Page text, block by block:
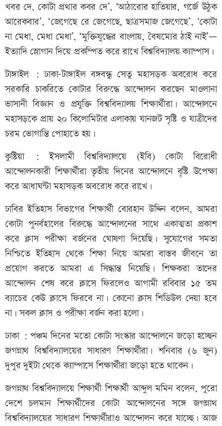
খবর দে, কোটা প্রথার কবর দে’, ‘আঠারোর হাতিয়ার, গর্জে উঠুক
আরেকবার’, ‘জেগেছে রে জেগেছে, ছাত্রসমাজ জেগেছে’, ‘কোটা
না মেধা, মেধা মেধা’, ‘মুক্তিযুদ্ধের বাংলায়, বৈষম্যের ঠাই নাই’—
ইত্যাদি স্লোগান দিয়ে প্রকম্পিত করে রাখে বিশ্ববিদ্যালয় ক্যাম্পাস।
টাঙ্গাইল : ঢাকা-টাঙ্গাইল বঙ্গবন্ধু সেতু মহাসড়ক অবরোধ করে
সরকারি চাকরিতে কোটার বিরুদ্ধে আন্দোলন করছেন মাওলানা
ভাসানী বিজ্ঞান ও প্রযুক্তি বিশ্ববিদ্যালয় শিক্ষার্থীরা। আন্দোলনে
মহাসড়কে প্রায় ২০ কিলোমিটার এলাকায় যানজট সৃষ্টি ও যাত্রীদের
চরম ভোগান্তি পোহাতে হয়।
কুষ্টিয়া : ইসলামী বিশ্ববিদ্যালয়ে (ইবি) কোটা বিরোধী
আন্দোলনকারী শিক্ষার্থীরা তৃতীয় দিনের আন্দোলনে বৃষ্টি উপেক্ষা
করে আধাঘন্টা মহাসড়ক অবরোধ করে রাখে।
ঢাবির ইতিহাস বিভাগের শিক্ষার্থী বোরহান উদ্দিন বলেন, আমরা
কোটা পুনর্বহালের বিরুদ্ধে আন্দোলনের সাথে একাত্মতা প্রকাশ
করে ক্লাস পরীক্ষা বর্জনের ঘোষণা দিয়েছি। সুযোগের সমতা
নিশ্চিতে ইতিহাস থেকে শিক্ষা নিয়ে আমরা বাস্তব জীবনে তা
প্রয়োগ করতে আমরা এ সিদ্ধান্ত নিয়েছি। শিক্ষকরা তাদের
আন্দোলন শেষ করে ক্লাসে ফিরলেও আগামী রবিবার ১৫ তম
ব্যাচের কেউ ক্লাসে ফিরবে না। কোনো ক্লাস শিডিউল দেয়া হবে
না। সকল ক্লাস ও পরীক্ষা বর্জন করা হলো।
ঢাকা : পঞ্চম দিনের মতো কোটা সংস্কার আন্দোলনে জড়ো হচ্ছেন
জগন্নাথ বিশ্ববিদ্যালয়ের সাধারণ শিক্ষার্থীরা। শনিবার (৬ জুন)
দুপুর দুইটা থেকে ক্যাম্পাসে শিক্ষার্থীরা জড়ো হতে থাকেন।
জগন্নাথ বিশ্ববিদ্যালয়ে শিক্ষার্থী শিক্ষার্থী আব্দুল মমিন বলেন, পুরো
দেশে চলমান শিক্ষার্থীদের কোটা আন্দোলনের সঙ্গে জগন্নাথ
বিশ্ববিদ্যালয়ের সাধারণ শিক্ষার্থীরাও আন্দোলন করে যাচ্ছে। আজ